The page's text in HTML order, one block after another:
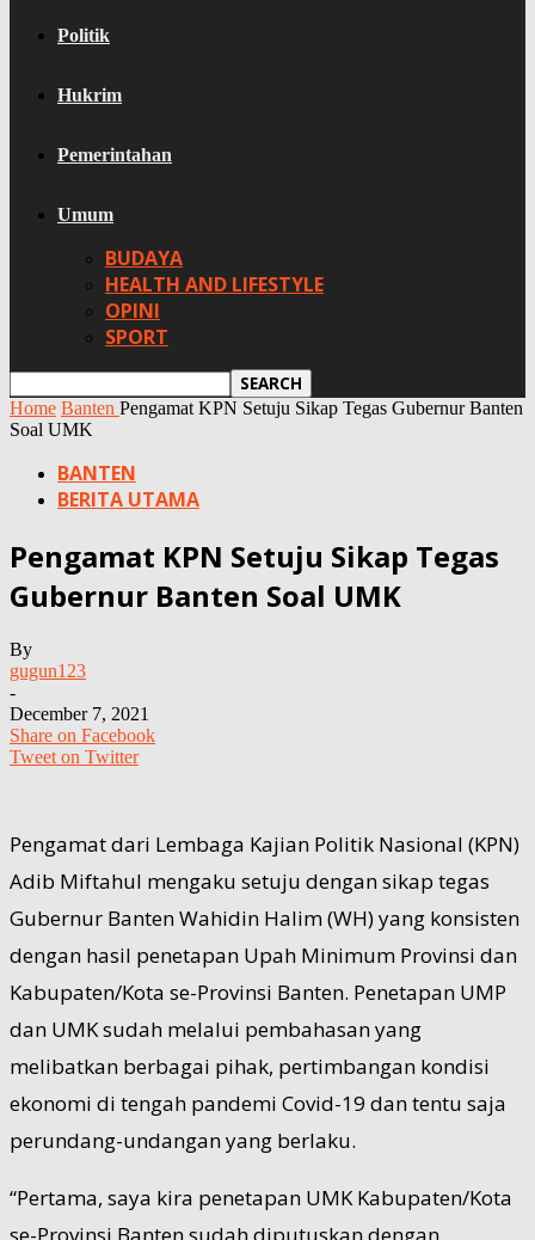
Politik
Hukrim
Pemerintahan
Umum
BUDAYA
HEALTH AND LIFESTYLE
OPINI
SPORT
Home Banten Pengamat KPN Setuju Sikap Tegas Gubernur Banten
Soal UMK
BANTEN
BERITA UTAMA
Pengamat KPN Setuju Sikap Tegas
Gubernur Banten Soal UMK
By
gugun123
-
December 7, 2021
Share on Facebook
Tweet on Twitter
Pengamat dari Lembaga Kajian Politik Nasional (KPN)
Adib Miftahul mengaku setuju dengan sikap tegas
Gubernur Banten Wahidin Halim (WH) yang konsisten
dengan hasil penetapan Upah Minimum Provinsi dan
Kabupaten/Kota se-Provinsi Banten. Penetapan UMP
dan UMK sudah melalui pembahasan yang
melibatkan berbagai pihak, pertimbangan kondisi
ekonomi di tengah pandemi Covid-19 dan tentu saja
perundang-undangan yang berlaku.
“Pertama, saya kira penetapan UMK Kabupaten/Kota
se-Provinsi Banten sudah diputuskan dengan